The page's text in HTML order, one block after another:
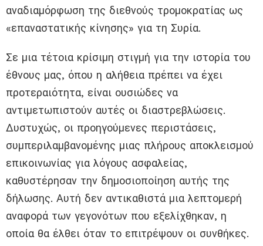
αναδιαμόρφωση της διεθνούς τρομοκρατίας ως
«επαναστατικής κίνησης» για τη Συρία.
Σε μια τέτοια κρίσιμη στιγμή για την ιστορία του
έθνους μας, όπου η αλήθεια πρέπει να έχει
προτεραιότητα, είναι ουσιώδες να
αντιμετωπιστούν αυτές οι διαστρεβλώσεις.
Δυστυχώς, οι προηγούμενες περιστάσεις,
συμπεριλαμβανομένης μιας πλήρους αποκλεισμού
επικοινωνίας για λόγους ασφαλείας,
καθυστέρησαν την δημοσιοποίηση αυτής της
δήλωσης. Αυτή δεν αντικαθιστά μια λεπτομερή
αναφορά των γεγονότων που εξελίχθηκαν, η
οποία θα έλθει όταν το επιτρέψουν οι συνθήκες.